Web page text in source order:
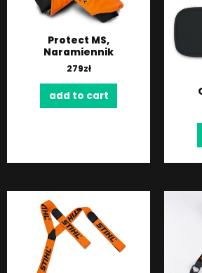
Protect MS,
Naramiennik
279zł
add to cart